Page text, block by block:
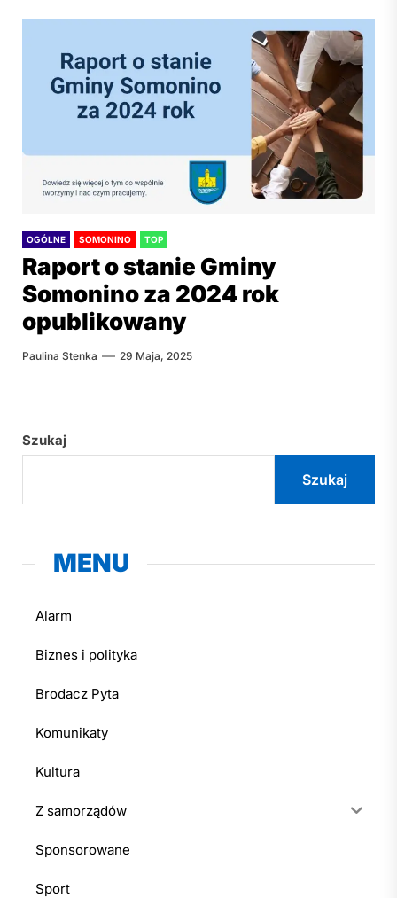
OGÓLNE SOMONINO TOP
Raport o stanie Gminy
Somonino za 2024 rok
opublikowany
Paulina Stenka 29 Maja, 2025
Szukaj
Szukaj
MENU
Alarm
Biznes i polityka
Brodacz Pyta
Komunikaty
Kultura
Z samorządów
Sponsorowane
Sport